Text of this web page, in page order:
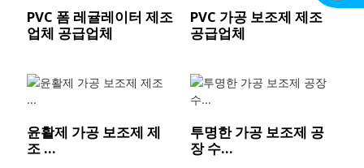
PVC 폼 레귤레이터 제조
업체 공급업체
PVC 가공 보조제 제조
공급업체
윤활제 가공 보조제 제
조 ...
투명한 가공 보조제 공
장 수...